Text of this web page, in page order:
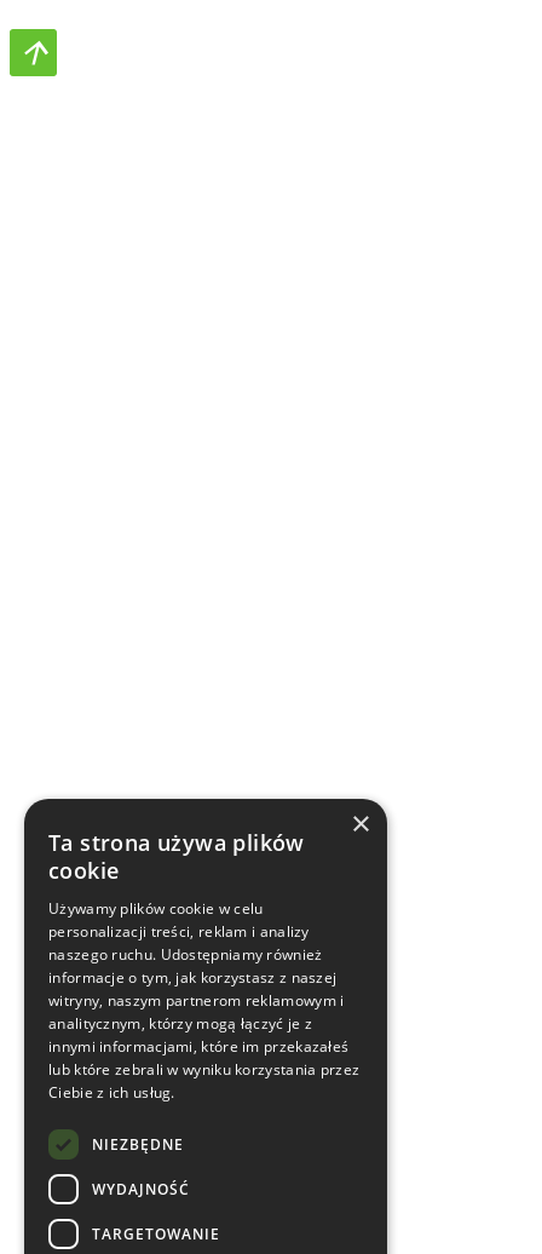
×
Ta strona używa plików
cookie
Używamy plików cookie w celu
personalizacji treści, reklam i analizy
naszego ruchu. Udostępniamy również
informacje o tym, jak korzystasz z naszej
witryny, naszym partnerom reklamowym i
analitycznym, którzy mogą łączyć je z
innymi informacjami, które im przekazałeś
lub które zebrali w wyniku korzystania przez
Ciebie z ich usług.
NIEZBĘDNE
WYDAJNOŚĆ
TARGETOWANIE